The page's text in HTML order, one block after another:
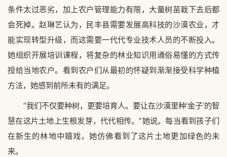
条件太过恶劣，加上农户管理能力有限，大量树苗栽下去后都
会死掉。赵琳艺认为，民丰县需要发展高科技的沙漠农业，才
能实现转型升级，而这需要一代代专业技术人员的不断投入。
她组织开展培训课程，将复杂的林业知识用通俗易懂的方式传
授给当地农户。看到农户们从最初的怀疑到渐渐接受科学种植
方法，她感到前所未有的满足。
“我们不仅要种树，更要培育人。要让在沙漠里种‘金子’的智
慧在这片土地上生根发芽，代代相传。”她说。每当看到孩子们
在新生的林地中嬉戏，她仿佛看到了这片土地更加绿色的未
来。